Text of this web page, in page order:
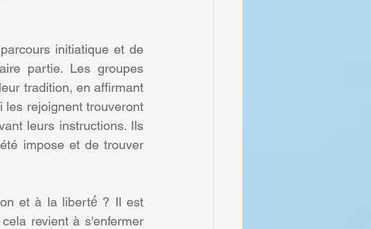
initiatique et de
partie. Les groupes
tradition, en affirmant
les rejoignent trouveront
leurs instructions. Ils
impose et de trouver
et à la liberté́ ? Il est
revient à s'enfermer